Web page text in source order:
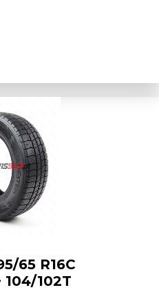
65 R16C
104/102T